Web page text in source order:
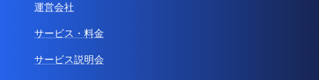
運営会社
サービス・料金
サービス説明会